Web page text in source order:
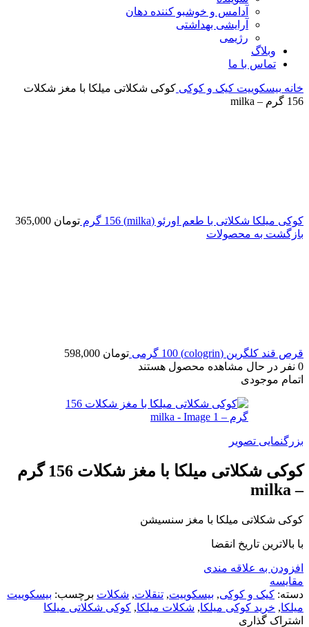
آدامس و خوشبو کننده دهان
آرایشی بهداشتی
رژیمی
وبلاگ
تماس با ما
خانه بیسکوییت کیک و کوکی کوکی شکلاتی میلکا با مغز شکلات
156 گرم – milka
کوکی میلکا شکلاتی با طعم اورئو (milka) 156 گرم تومان
بازگشت به محصولات
قرص قند کلگرین (cologrin) 100 گرمی تومان
0 نفر در حال مشاهده محصول هستند
اتمام موجودی
بزرگنمایی تصویر
کوکی شکلاتی میلکا با مغز شکلات 156 گرم
– milka
کوکی شکلاتی میلکا با مغز سنسیشن
با بالاترین تاریخ انقضا
افزودن به علاقه مندی
مقایسه
دسته: کیک و کوکی, بیسکوییت, تنقلات, شکلات برچسب: بیسکوییت
میلکا, خرید کوکی میلکا, شکلات میلکا, کوکی شکلاتی میلکا
اشتراک گذاری